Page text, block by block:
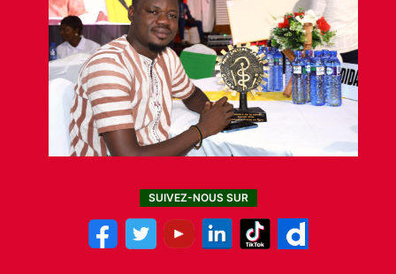
SUIVEZ-NOUS SUR